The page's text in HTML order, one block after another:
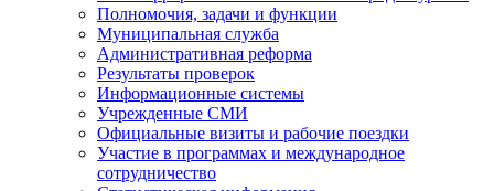
Полномочия, задачи и функции
Муниципальная служба
Административная реформа
Результаты проверок
Информационные системы
Учрежденные СМИ
Официальные визиты и рабочие поездки
Участие в программах и международное
сотрудничество